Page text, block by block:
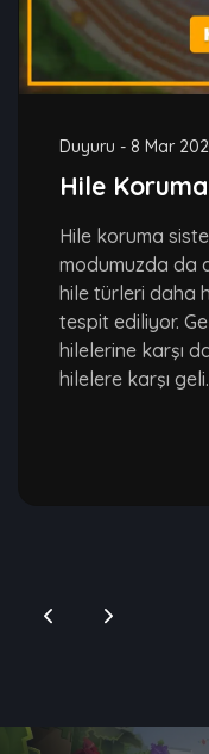
Duyuru - 8 Mar
Hile
Hile koruma
modumuzda da
hile türleri daha
tespit ediliyor.
hilelerine karşı
hilelere karşı